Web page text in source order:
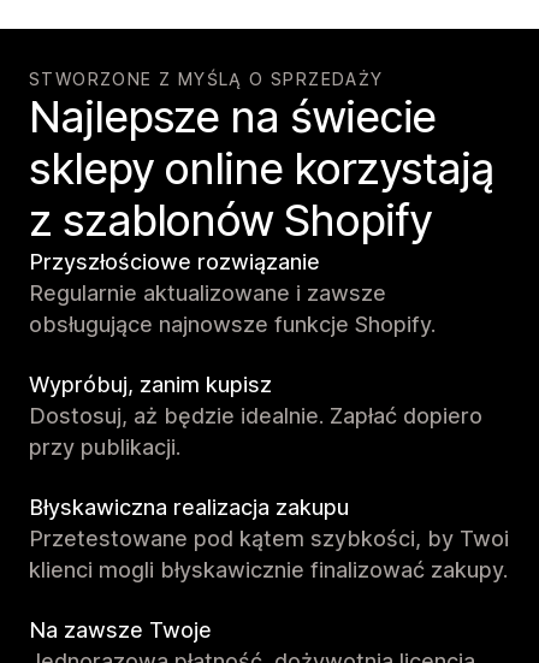
STWORZONE Z MYŚLĄ O SPRZEDAŻY
Najlepsze na świecie
sklepy online korzystają
z szablonów Shopify
Przyszłościowe rozwiązanie
Regularnie aktualizowane i zawsze
obsługujące najnowsze funkcje Shopify.
Wypróbuj, zanim kupisz
Dostosuj, aż będzie idealnie. Zapłać dopiero
przy publikacji.
Błyskawiczna realizacja zakupu
Przetestowane pod kątem szybkości, by Twoi
klienci mogli błyskawicznie finalizować zakupy.
Na zawsze Twoje